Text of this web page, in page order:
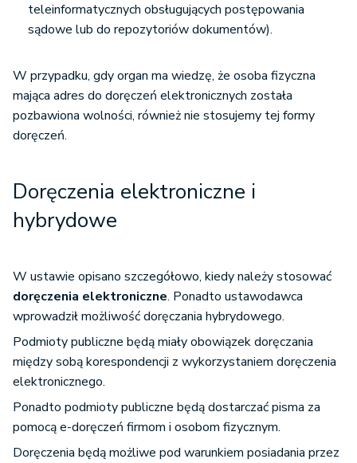
teleinformatycznych obsługujących postępowania
sądowe lub do repozytoriów dokumentów).
W przypadku, gdy organ ma wiedzę, że osoba fizyczna
mająca adres do doręczeń elektronicznych została
pozbawiona wolności, również nie stosujemy tej formy
doręczeń.
Doręczenia elektroniczne i
hybrydowe
W ustawie opisano szczegółowo, kiedy należy stosować
doręczenia elektroniczne. Ponadto ustawodawca
wprowadził możliwość doręczania hybrydowego.
Podmioty publiczne będą miały obowiązek doręczania
między sobą korespondencji z wykorzystaniem doręczenia
elektronicznego.
Ponadto podmioty publiczne będą dostarczać pisma za
pomocą e-doręczeń firmom i osobom fizycznym.
Doręczenia będą możliwe pod warunkiem posiadania przez